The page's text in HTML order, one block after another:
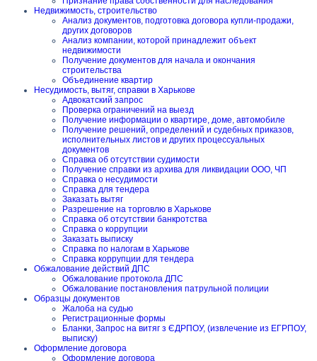
Недвижимость, строительство
Анализ документов, подготовка договора купли-продажи,
других договоров
Анализ компании, которой принадлежит объект
недвижимости
Получение документов для начала и окончания
строительства
Объединение квартир
Несудимость, вытяг, справки в Харькове
Адвокатский запрос
Проверка ограничений на выезд
Получение информации о квартире, доме, автомобиле
Получение решений, определений и судебных приказов,
исполнительных листов и других процессуальных
документов
Справка об отсутствии судимости
Получение справки из архива для ликвидации ООО, ЧП
Справка о несудимости
Справка для тендера
Заказать вытяг
Разрешение на торговлю в Харькове
Справка об отсутствии банкротства
Справка о коррупции
Заказать выписку
Справка по налогам в Харькове
Справка коррупции для тендера
Обжалование действий ДПС
Обжалование протокола ДПС
Обжалование постановления патрульной полиции
Образцы документов
Жалоба на судью
Регистрационные формы
Бланки, Запрос на витяг з ЄДРПОУ, (извлечение из ЕГРПОУ,
выписку)
Оформление договора
Оформление договора